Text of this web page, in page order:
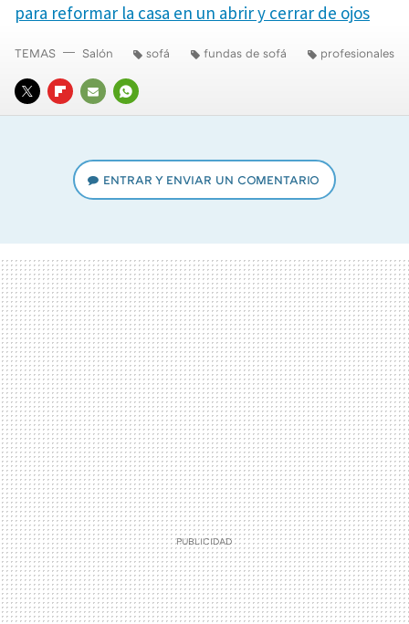
para reformar la casa en un abrir y cerrar de ojos
TWITTERFLIPBOARD
E-
WHATSAPP
TEMAS Salón sofá fundas de sofá profesionales
ENTRAR Y ENVIAR UN COMENTARIO